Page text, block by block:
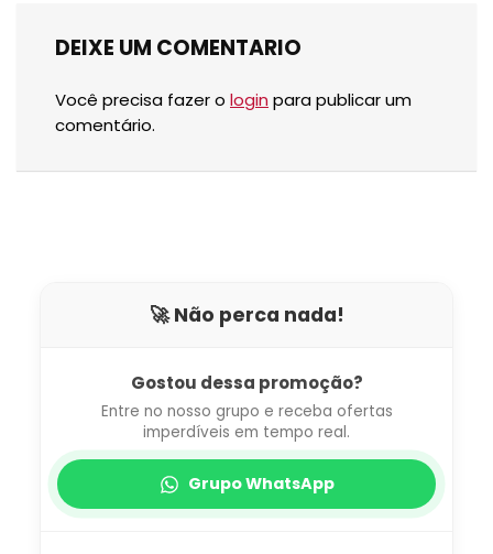
DEIXE UM COMENTARIO
Você precisa fazer o login para publicar um
comentário.
🚀 Não perca nada!
Gostou dessa promoção?
Entre no nosso grupo e receba ofertas
imperdíveis em tempo real.
Grupo WhatsApp